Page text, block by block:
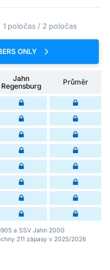
1 poločas / 2 poločas
ONLY
Jahn
Regensburg
Průměr
a SSV Jahn 2000
211 zápasy v 2025/2026